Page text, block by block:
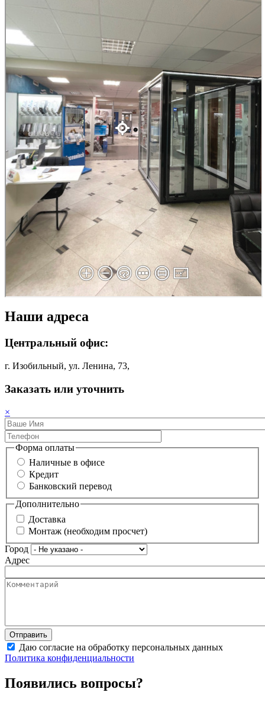
Наши адреса
Центральный офис:
г. Изобильный, ул. Ленина, 73,
Заказать или уточнить
×
Форма оплаты
Наличные в офисе
Кредит
Банковский перевод
Дополнительно
Доставка
Монтаж (необходим просчет)
Город
Адрес
Даю согласие на обработку персональных данных
Политика конфиденциальности
Появились вопросы?